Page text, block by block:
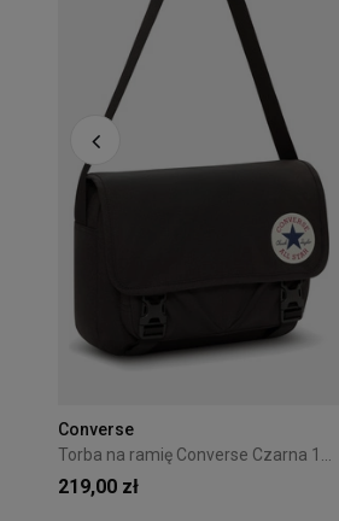
Converse
219,00 zł